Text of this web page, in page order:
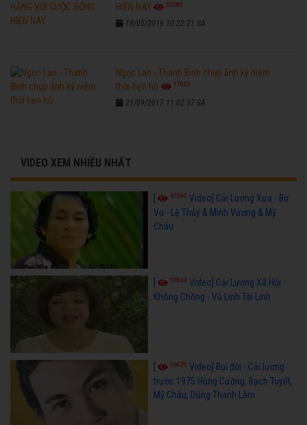
HIỆN NAY
32580
18/05/2016 10:22:21 SA
Ngọc Lan - Thanh Bình chụp ảnh kỷ niệm
thời hẹn hò
17825
21/09/2017 11:02:37 SA
VIDEO XEM NHIỀU NHẤT
67090 Video] Cải Lương Xưa - Bơ
Vơ - Lệ Thủy & Minh Vương & Mỹ
Châu
50844 Video] Cải Lương Xã Hội -
Không Chồng - Vũ Linh Tài Linh
36020 Video] Bụi đời - Cải lương
trước 1975 Hùng Cường, Bạch Tuyết,
Mỹ Châu, Dũng Thanh Lâm